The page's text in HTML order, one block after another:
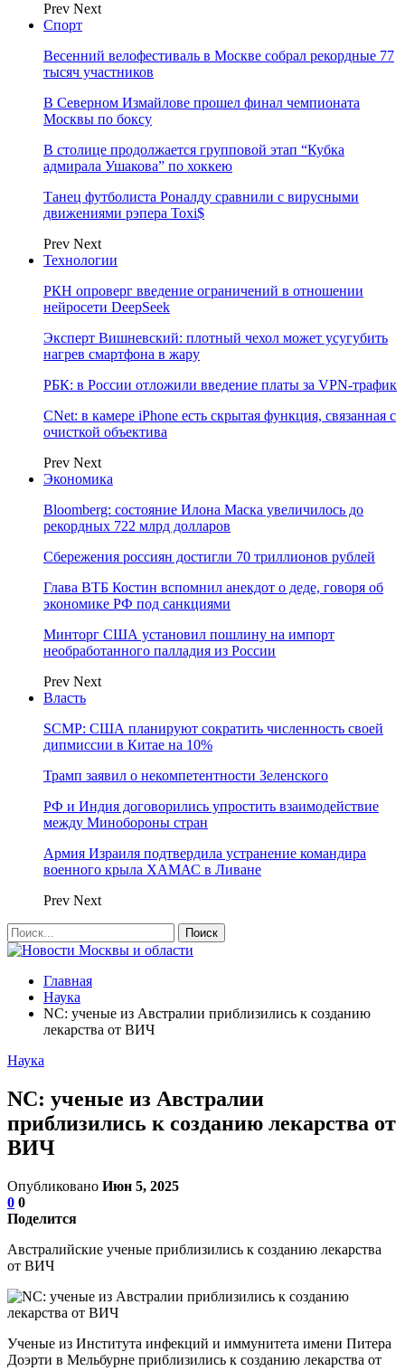
Prev Next
Спорт
Весенний велофестиваль в Москве собрал рекордные 77
тысяч участников
В Северном Измайлове прошел финал чемпионата
Москвы по боксу
В столице продолжается групповой этап “Кубка
адмирала Ушакова” по хоккею
Танец футболиста Роналду сравнили с вирусными
движениями рэпера Toxi$
Prev Next
Технологии
РКН опроверг введение ограничений в отношении
нейросети DeepSeek
Эксперт Вишневский: плотный чехол может усугубить
нагрев смартфона в жару
РБК: в России отложили введение платы за VPN-трафик
CNet: в камере iPhone есть скрытая функция, связанная с
очисткой объектива
Prev Next
Экономика
Bloomberg: состояние Илона Маска увеличилось до
рекордных 722 млрд долларов
Сбережения россиян достигли 70 триллионов рублей
Глава ВТБ Костин вспомнил анекдот о деде, говоря об
экономике РФ под санкциями
Минторг США установил пошлину на импорт
необработанного палладия из России
Prev Next
Власть
SCMP: США планируют сократить численность своей
дипмиссии в Китае на 10%
Трамп заявил о некомпетентности Зеленского
РФ и Индия договорились упростить взаимодействие
между Минобороны стран
Армия Израиля подтвердила устранение командира
военного крыла ХАМАС в Ливане
Prev Next
Главная
Наука
NC: ученые из Австралии приблизились к созданию
лекарства от ВИЧ
Наука
NC: ученые из Австралии
приблизились к созданию лекарства от
ВИЧ
Опубликовано Июн 5, 2025
0 0
Поделится
Австралийские ученые приблизились к созданию лекарства
от ВИЧ
Ученые из Института инфекций и иммунитета имени Питера
Доэрти в Мельбурне приблизились к созданию лекарства от